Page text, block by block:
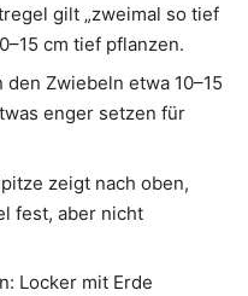
gilt „zweimal so tief
cm tief pflanzen.
Zwiebeln etwa 10–15
enger setzen für
zeigt nach oben,
fest, aber nicht
Locker mit Erde